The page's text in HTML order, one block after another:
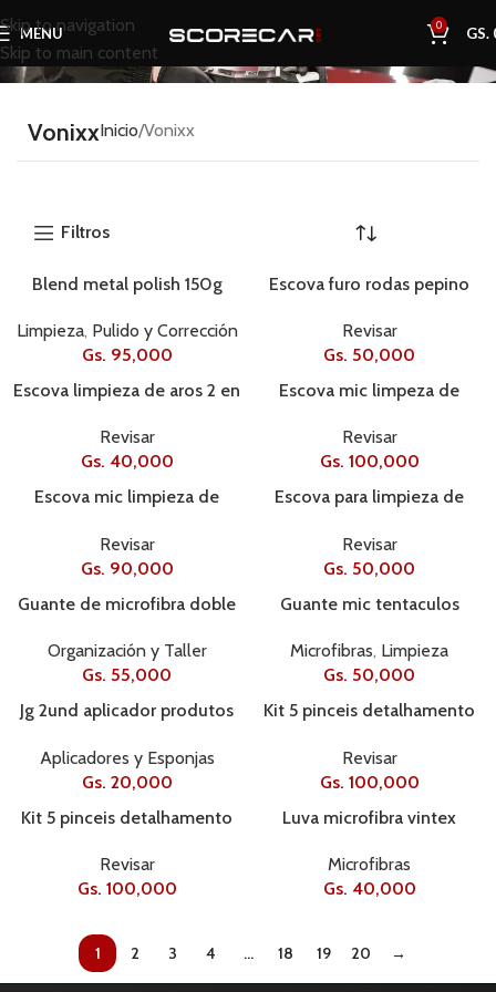
Skip to navigation
Skip to main content
MENU 0 GS.
VonixxInicio Vonixx
Filtros
Blend metal polish 150g
Limpieza, Pulido y Corrección
Gs. 95,000
Escova furo rodas pepino
Revisar
Gs. 50,000
Escova limpieza de aros 2 en
Revisar
Gs. 40,000
Escova mic limpeza de
Revisar
Gs. 100,000
Escova mic limpieza de
Revisar
Gs. 90,000
Escova para limpieza de
Revisar
Gs. 50,000
Guante de microfibra doble
Organización y Taller
Gs. 55,000
Guante mic tentaculos
Microfibras, Limpieza
Gs. 50,000
Jg 2und aplicador produtos
Aplicadores y Esponjas
Gs. 20,000
Kit 5 pinceis detalhamento
Revisar
Gs. 100,000
Kit 5 pinceis detalhamento
Revisar
Gs. 100,000
Luva microfibra vintex
Microfibras
Gs. 40,000
1 2 3 4 … 18 19 20 →